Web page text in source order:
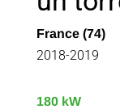
France (74)
2018-2019
180 kW